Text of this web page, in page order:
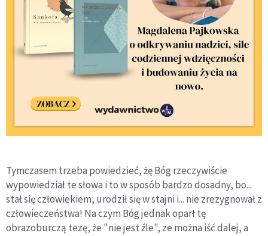
Tymczasem trzeba powiedzieć, żę Bóg rzeczywiście
wypowiedział te słowa i to w sposób bardzo dosadny, bo...
stał się człowiekiem, urodził się w stajni i... nie zrezygnował z
człowieczeństwa! Na czym Bóg jednak oparł tę
obrazoburczą tezę, że "nie jest źle", ze można iść dalej, a